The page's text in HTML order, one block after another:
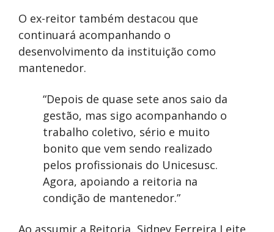
O ex-reitor também destacou que
continuará acompanhando o
desenvolvimento da instituição como
mantenedor.
“Depois de quase sete anos saio da
gestão, mas sigo acompanhando o
trabalho coletivo, sério e muito
bonito que vem sendo realizado
pelos profissionais do Unicesusc.
Agora, apoiando a reitoria na
condição de mantenedor.”